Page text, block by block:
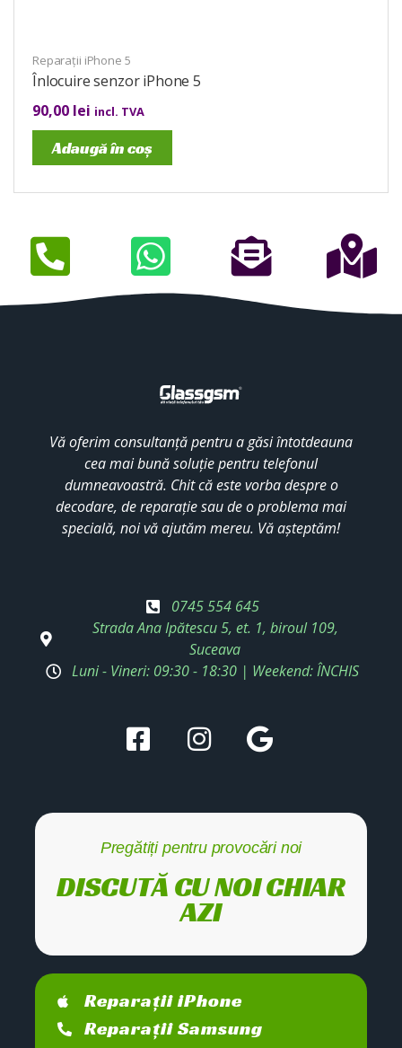
Reparații iPhone 5
Înlocuire senzor iPhone 5
90,00 lei incl. TVA
Adaugă în coș
Vă oferim consultanță pentru a găsi întotdeauna
cea mai bună soluție pentru telefonul
dumneavoastră. Chit că este vorba despre o
decodare, de reparație sau de o problema mai
specială, noi vă ajutăm mereu. Vă așteptăm!
0745 554 645
Strada Ana Ipătescu 5, et. 1, biroul 109,
Suceava
Luni - Vineri: 09:30 - 18:30 | Weekend: ÎNCHIS
Pregătiți pentru provocări noi
DISCUTĂ CU NOI CHIAR
AZI
Reparații iPhone
Reparații Samsung